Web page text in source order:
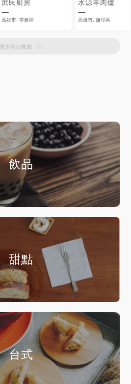
庶民廚房
高雄市, 苓雅區
水源羊肉爐
高雄市, 鹽埕區
更多相似餐廳
飲品
甜點
台式